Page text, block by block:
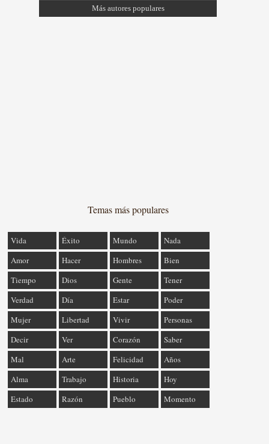
Más autores populares
Temas más populares
Vida Éxito Mundo
Nada
Amor
Hacer Hombres
Bien
Tiempo
Dios Gente
Tener
Verdad
Día Estar
Poder
Mujer
Libertad Vivir
Personas
Decir
Ver Corazón
Saber
Mal
Arte Felicidad
Años
Alma
Trabajo Historia
Hoy
Estado
Razón Pueblo Momento